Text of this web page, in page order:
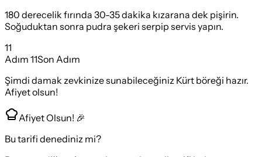
180 derecelik fırında 30-35 dakika kızarana dek pişirin.
Soğuduktan sonra pudra şekeri serpip servis yapın.
11
Adım 11Son Adım
Şimdi damak zevkinize sunabileceğiniz Kürt böreği hazır.
Afiyet olsun!
Afiyet Olsun! 🎉
Bu tarifi denediniz mi?